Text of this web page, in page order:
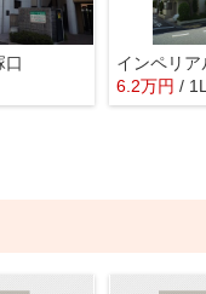
口
インペリア
6.2万円 /